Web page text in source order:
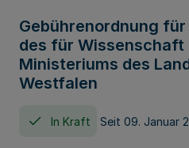
Gebührenordnung
des für Wissenschaft
Ministeriums des
Westfalen
In Kraft Seit 09. Januar